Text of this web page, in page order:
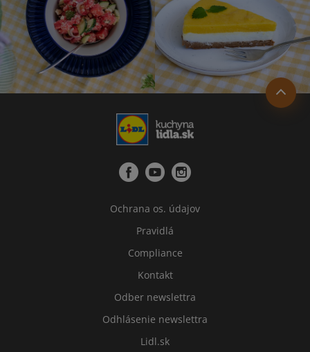
Ochrana os. údajov
Pravidlá
Compliance
Kontakt
Odber newslettra
Odhlásenie newslettra
Lidl.sk